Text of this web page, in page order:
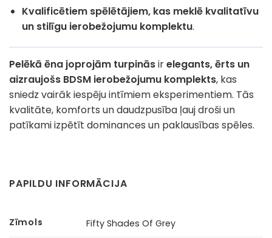
Kvalificētiem spēlētājiem, kas meklē kvalitatīvu
un stilīgu ierobežojumu komplektu.
Pelēkā ēna joprojām turpināsirelegants, ērts un
aizraujošs BDSM ierobežojumu komplekts, kas
sniedz vairāk iespēju intīmiem eksperimentiem. Tās
kvalitāte, komforts un daudzpusība ļauj droši un
patīkami izpētīt dominances un paklausības spēles.
PAPILDU INFORMĀCIJA
Zīmols Fifty Shades Of Grey